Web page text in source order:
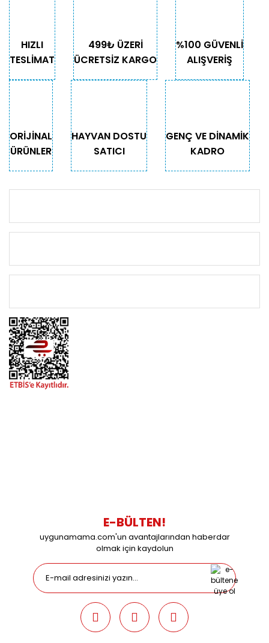
HIZLI
TESLİMAT
499₺ ÜZERİ
ÜCRETSİZ KARGO
%100 GÜVENLİ
ALIŞVERİŞ
ORİJİNAL
ÜRÜNLER
HAYVAN DOSTU
SATICI
GENÇ VE DİNAMİK
KADRO
E-BÜLTEN!
uygunamama.com'un avantajlarından haberdar
olmak için kaydolun